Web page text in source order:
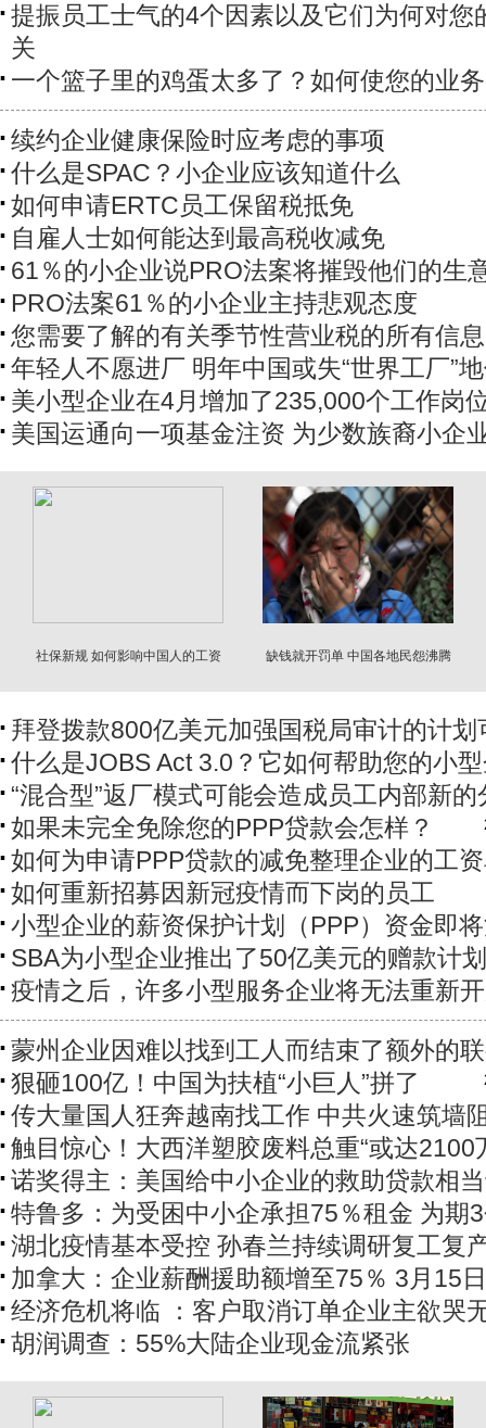
提振员工士气的4个因素以及它们为何对您
关
一个篮子里的鸡蛋太多了？如何使您的业
续约企业健康保险时应考虑的事项
什么是SPAC？小企业应该知道什么
如何申请ERTC员工保留税抵免
自雇人士如何能达到最高税收减免
61％的小企业说PRO法案将摧毁他们的生
PRO法案61％的小企业主持悲观态度
您需要了解的有关季节性营业税的所有信息
年轻人不愿进厂 明年中国或失“世界工厂”
美小型企业在4月增加了235,000个工作岗
美国运通向一项基金注资 为少数族裔小企
社保新规 如何影响中国人的工资 缺钱就开罚单 中国各地民怨沸腾
拜登拨款800亿美元加强国税局审计的计划
什么是JOBS Act 3.0？它如何帮助您的小
“混合型”返厂模式可能会造成员工内部新的
如果未完全免除您的PPP贷款会怎样？
如何为申请PPP贷款的减免整理企业的工
如何重新招募因新冠疫情而下岗的员工
小型企业的薪资保护计划（PPP）资金即
SBA为小型企业推出了50亿美元的赠款计划
疫情之后，许多小型服务企业将无法重新
蒙州企业因难以找到工人而结束了额外的
狠砸100亿！中国为扶植“小巨人”拼了
传大量国人狂奔越南找工作 中共火速筑墙
触目惊心！大西洋塑胶废料总重“或达2100
诺奖得主：美国给中小企业的救助贷款相
特鲁多：为受困中小企承担75％租金 为期
湖北疫情基本受控 孙春兰持续调研复工复
加拿大：企业薪酬援助额增至75％ 3月15
经济危机将临 ：客户取消订单企业主欲哭
胡润调查：55%大陆企业现金流紧张